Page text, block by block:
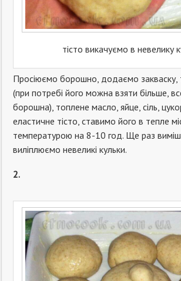
тісто викачуємо в невелику
Просіюємо борошно, додаємо закваску,
(при потребі його можна взяти більше,
борошна), топлене масло, яйце, сіль,
еластичне тісто, ставимо його в тепле
температурою на 8-10 год. Ще раз
виліплюємо невеликі кульки.
2.